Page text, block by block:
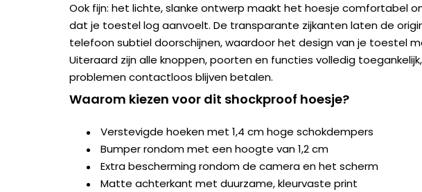
Ook fijn: het lichte, slanke ontwerp maakt het hoesje comfortabel
dat je toestel log aanvoelt. De transparante zijkanten laten de
telefoon subtiel doorschijnen, waardoor het design van je toestel
Uiteraard zijn alle knoppen, poorten en functies volledig
problemen contactloos blijven betalen.
Waarom kiezen voor dit shockproof hoesje?
Verstevigde hoeken met 1,4 cm hoge schokdempers
Bumper rondom met een hoogte van 1,2 cm
Extra bescherming rondom de camera en het scherm
Matte achterkant met duurzame, kleurvaste print